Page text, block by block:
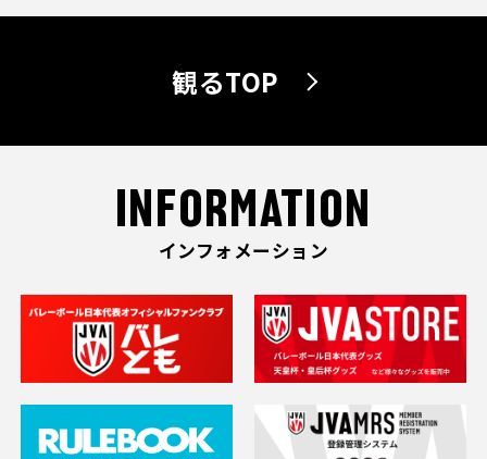
観るTOP
INFORMATION
インフォメーション